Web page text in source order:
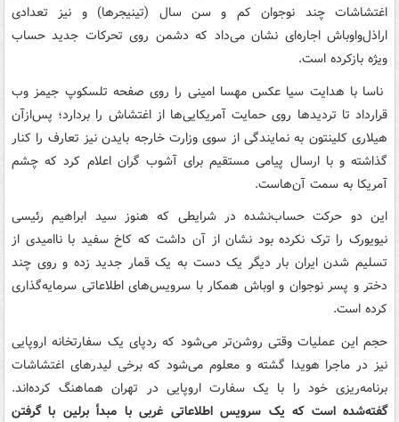
اغتشاشات چند نوجوان کم و سن سال (تینیجرها) و نیز تعدادی
اراذل‌واوباش اجاره‌ای نشان می‌داد که دشمن‌ روی تحرکات جدید حساب
ویژه بازکرده است.
ناسا با هدایت سیا عکس مهسا امینی را روی صفحه تلسکوپ جیمز وب
قرارداد تا تردیدها روی حمایت آمریکایی‌ها از اغتشاش را بردارد؛ پس‌ازآن
هیلاری کلینتون به نمایندگی از سوی وزارت خارجه بایدن نیز تعارف را کنار
گذاشته و با ارسال پیامی مستقیم برای آشوب گران اعلام کرد که چشم
آمریکا به سمت آن‌هاست.
این دو حرکت حساب‌نشده در شرایطی که هنوز سید ابراهیم رئیسی
نیویورک را ترک نکرده بود نشان از آن داشت که کاخ سفید با ناامیدی از
تسلیم شدن ایران بار دیگر یک دست به یک قمار جدید زده و روی چند
دختر و پسر نوجوان و اوباش همکار با سرویس‌های اطلاعاتی سرمایه‌گذاری
کرده است.
حجم این عملیات وقتی روشن‌تر می‌شود که ردپای یک سفارتخانه اروپایی
نیز در ماجرا هویدا گشته و معلوم می‌شود که برخی لیدرهای اغتشاشات
برنامه‌ریزی خود را با یک سفارت اروپایی در تهران هماهنگ کرده‌اند.
گفته‌شده است که یک سرویس اطلاعاتی غربی با مبدأ برلین با گرفتن